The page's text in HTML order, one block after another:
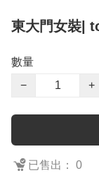
東大門女裝|
數量
−
+
已售出： 0